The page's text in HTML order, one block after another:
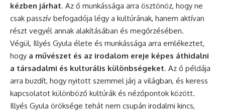
kézben járhat. Az ő munkássága arra ösztönöz, hogy ne
csak passzív befogadója légy a kultúrának, hanem aktívan
részt vegyél annak alakításában és megőrzésében.
Végül, Illyés Gyula élete és munkássága arra emlékeztet,
hogy a művészet és az irodalom ereje képes áthidalni
a társadalmi és kulturális különbségeket. Az ő példája
arra buzdít, hogy nyitott szemmel járj a világban, és keress
kapcsolatot különböző kultúrák és nézőpontok között.
Illyés Gyula öröksége tehát nem csupán irodalmi kincs,